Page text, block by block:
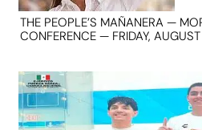
THE PEOPLE’S MAÑANERA —
CONFERENCE — FRIDAY,